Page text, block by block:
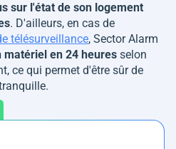
sur l'état de son logement
. D'ailleurs, en cas de
télésurveillance, Sector Alarm
en 24 heures selon
ce qui permet d'être sûr de